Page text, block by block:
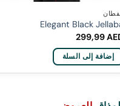
Elegant Black
299,99
إضافة إلى السلة